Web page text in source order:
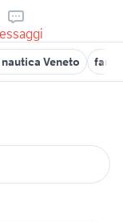
Veneto farr